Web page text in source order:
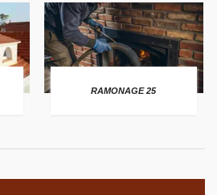
RAMONAGE 25